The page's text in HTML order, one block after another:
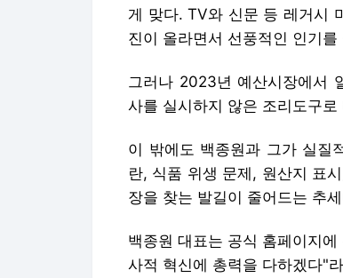
게 맞다. TV와 신문 등 레거시
진이 올라면서 선풍적인 인기
그러나 2023년 예산시장에서
사를 실시하지 않은 조리도구
이 밖에도 백종원과 그가 실질
란, 식품 위생 문제, 원산지 표
장을 찾는 발길이 줄어드는 추
백종원 대표는 공식 홈페이지
사적 혁신에 총력을 다하겠다"